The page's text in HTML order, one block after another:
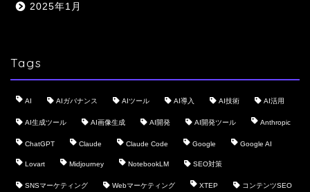
2025年1月
Tags
AI AIガバナンス AIツール AI導入 AI技術 AI活用
AI生成ツール AI画像生成 AI開発 AI開発ツール Anthropic
ChatGPT Claude Claude Code Google Google AI
Lovart Midjourney NotebookLM SEO対策
SNSマーケティング Webマーケティング XTEP コンテンツSEO